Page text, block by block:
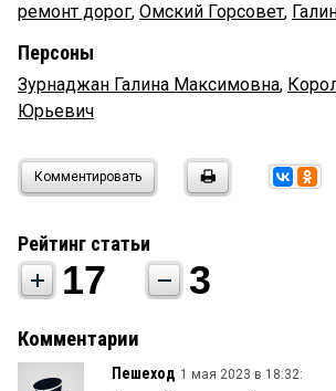
ремонт дорог, Омский Горсовет,
Персоны
Зурнаджан Галина Максимовна,
Юрьевич
Комментировать
Рейтинг статьи
17 3
Комментарии
Пешеход 1 мая 2023 в 18:32: